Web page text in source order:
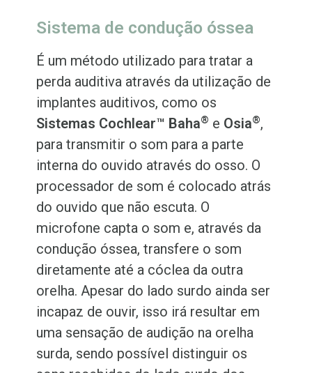
Sistema de condução óssea
É um método utilizado para tratar a
perda auditiva através da utilização de
implantes auditivos, como os
Sistemas Cochlear™ Baha® e Osia®,
para transmitir o som para a parte
interna do ouvido através do osso. O
processador de som é colocado atrás
do ouvido que não escuta. O
microfone capta o som e, através da
condução óssea, transfere o som
diretamente até a cóclea da outra
orelha. Apesar do lado surdo ainda ser
incapaz de ouvir, isso irá resultar em
uma sensação de audição na orelha
surda, sendo possível distinguir os